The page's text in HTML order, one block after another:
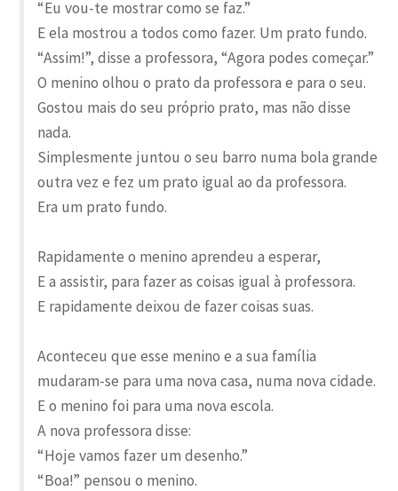
“Eu vou-te mostrar como se faz.”
E ela mostrou a todos como fazer. Um prato fundo.
“Assim!”, disse a professora, “Agora podes começar.”
O menino olhou o prato da professora e para o seu.
Gostou mais do seu próprio prato, mas não disse
nada.
Simplesmente juntou o seu barro numa bola grande
outra vez e fez um prato igual ao da professora.
Era um prato fundo.
Rapidamente o menino aprendeu a esperar,
E a assistir, para fazer as coisas igual à professora.
E rapidamente deixou de fazer coisas suas.
Aconteceu que esse menino e a sua família
mudaram-se para uma nova casa, numa nova cidade.
E o menino foi para uma nova escola.
A nova professora disse:
“Hoje vamos fazer um desenho.”
“Boa!” pensou o menino.